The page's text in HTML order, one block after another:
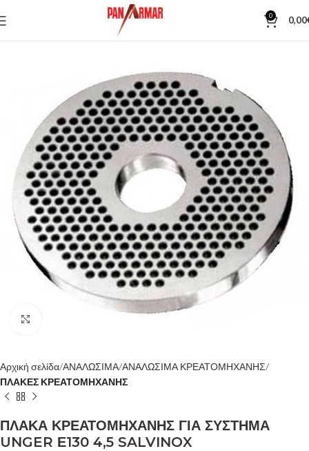
0 0,00
Αρχική σελίδα ΑΝΑΛΩΣΙΜΑ ΑΝΑΛΩΣΙΜΑ ΚΡΕΑΤΟΜΗΧΑΝΗΣ
ΠΛΑΚΕΣ ΚΡΕΑΤΟΜΗΧΑΝΗΣ
ΠΛΑΚΑ ΚΡΕΑΤΟΜΗΧΑΝΗΣ ΓΙΑ ΣΥΣΤΗΜΑ
UNGER Ε130 4,5 SALVINOX